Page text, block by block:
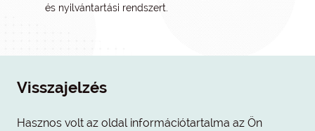
és nyilvántartási rendszert.
Visszajelzés
Hasznos volt az oldal információtartalma az Ön